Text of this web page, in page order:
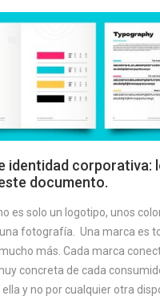
identidad corporativa:
documento.
es solo un logotipo, unos
fotografía. Una marca es
más. Cada marca
concreta de cada
y no por cualquier otra